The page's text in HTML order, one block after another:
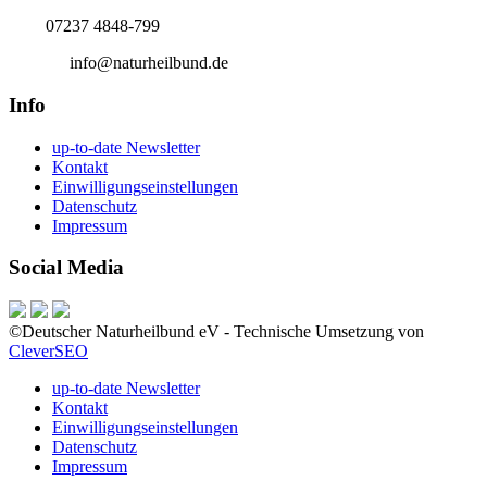
07237 4848-799
info@naturheilbund.de
Info
up-to-date Newsletter
Kontakt
Einwilligungseinstellungen
Datenschutz
Impressum
Social Media
©Deutscher Naturheilbund eV - Technische Umsetzung von
CleverSEO
up-to-date Newsletter
Kontakt
Einwilligungseinstellungen
Datenschutz
Impressum